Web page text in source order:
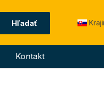
Hľadať
Kontakt